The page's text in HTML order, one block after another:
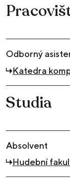
Odborný
Katedra
Studia
Absolvent
Hudební